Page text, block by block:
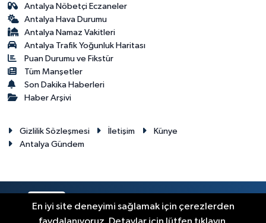
Antalya Nöbetçi Eczaneler
Antalya Hava Durumu
Antalya Namaz Vakitleri
Antalya Trafik Yoğunluk Haritası
Puan Durumu ve Fikstür
Tüm Manşetler
Son Dakika Haberleri
Haber Arşivi
Gizlilik Sözleşmesi İletişim
Künye
Antalya Gündem
RSS Copyright © 2024. Her hakkı saklıdır.
En iyi site deneyimi sağlamak için çerezlerden